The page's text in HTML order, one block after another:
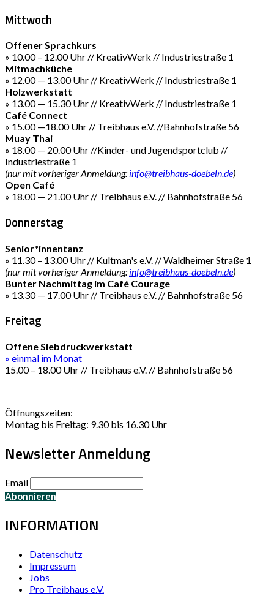
Mittwoch
Offener Sprachkurs
» 10.00 – 12.00 Uhr // KreativWerk // Industriestraße 1
Mitmachküche
» 12.00 — 13.00 Uhr // KreativWerk // Industriestraße 1
Holzwerkstatt
» 13.00 — 15.30 Uhr // KreativWerk // Industriestraße 1
Café Connect
» 15.00 —18.00 Uhr // Treibhaus e.V. //Bahnhofstraße 56
Muay Thai
» 18.00 — 20.00 Uhr //Kinder- und Jugendsportclub //
Industriestraße 1
(nur mit vorheriger Anmeldung: info@treibhaus-doebeln.de)
Open Café
» 18.00 — 21.00 Uhr // Treibhaus e.V. // Bahnhofstraße 56
Donnerstag
Senior*innentanz
» 11.30 – 13.00 Uhr // Kultman's e.V. // Waldheimer Straße 1
(nur mit vorheriger Anmeldung: info@treibhaus-doebeln.de)
Bunter Nachmittag im Café Courage
» 13.30 — 17.00 Uhr // Treibhaus e.V. // Bahnhofstraße 56
Freitag
Offene Siebdruckwerkstatt
» einmal im Monat
15.00 – 18.00 Uhr // Treibhaus e.V. // Bahnhofstraße 56
Öffnungszeiten:
Montag bis Freitag: 9.30 bis 16.30 Uhr
Newsletter Anmeldung
Email
INFORMATION
Datenschutz
Impressum
Jobs
Pro Treibhaus e.V.